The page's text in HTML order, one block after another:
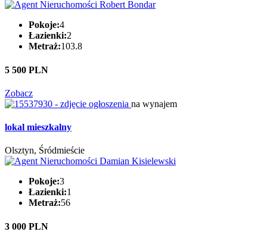
Pokoje:4
Łazienki:2
Metraż:103.8
5 500 PLN
Zobacz
na wynajem
lokal mieszkalny
Olsztyn, Śródmieście
Pokoje:3
Łazienki:1
Metraż:56
3 000 PLN